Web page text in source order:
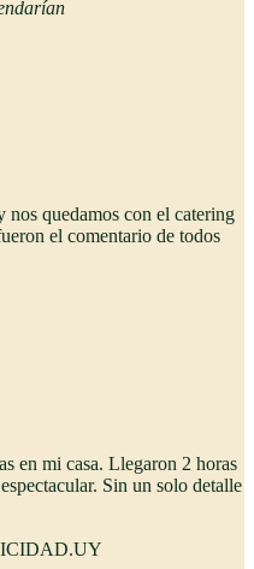
nos quedamos con el catering
el comentario de todos
en mi casa. Llegaron 2 horas
Sin un solo detalle